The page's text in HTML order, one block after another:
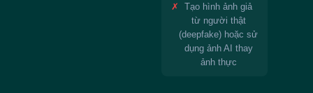
✗
Tạo hình ảnh giả
từ người thật
(deepfake) hoặc sử
dụng ảnh AI thay
ảnh thực